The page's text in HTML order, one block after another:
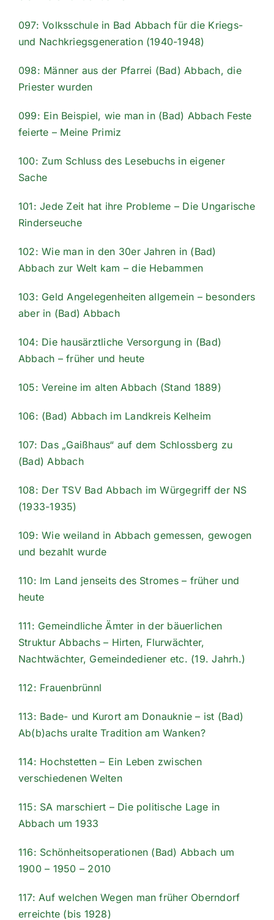
097: Volksschule in Bad Abbach für die Kriegs-
und Nachkriegsgeneration (1940-1948)
098: Männer aus der Pfarrei (Bad) Abbach, die
Priester wurden
099: Ein Beispiel, wie man in (Bad) Abbach Feste
feierte – Meine Primiz
100: Zum Schluss des Lesebuchs in eigener
Sache
101: Jede Zeit hat ihre Probleme – Die Ungarische
Rinderseuche
102: Wie man in den 30er Jahren in (Bad)
Abbach zur Welt kam – die Hebammen
103: Geld Angelegenheiten allgemein – besonders
aber in (Bad) Abbach
104: Die hausärztliche Versorgung in (Bad)
Abbach – früher und heute
105: Vereine im alten Abbach (Stand 1889)
106: (Bad) Abbach im Landkreis Kelheim
107: Das „Gaißhaus“ auf dem Schlossberg zu
(Bad) Abbach
108: Der TSV Bad Abbach im Würgegriff der NS
(1933-1935)
109: Wie weiland in Abbach gemessen, gewogen
und bezahlt wurde
110: Im Land jenseits des Stromes – früher und
heute
111: Gemeindliche Ämter in der bäuerlichen
Struktur Abbachs – Hirten, Flurwächter,
Nachtwächter, Gemeindediener etc. (19. Jahrh.)
112: Frauenbrünnl
113: Bade- und Kurort am Donauknie – ist (Bad)
Ab(b)achs uralte Tradition am Wanken?
114: Hochstetten – Ein Leben zwischen
verschiedenen Welten
115: SA marschiert – Die politische Lage in
Abbach um 1933
116: Schönheitsoperationen (Bad) Abbach um
1900 – 1950 – 2010
117: Auf welchen Wegen man früher Oberndorf
erreichte (bis 1928)